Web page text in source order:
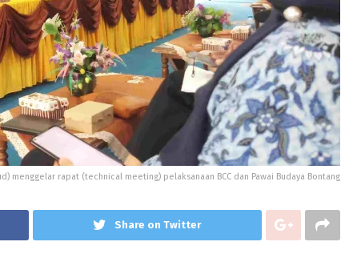
menggelar rapat (technical meeting) pelaksanaan BCC dan Pawai Budaya Bontang
Share on Twitter